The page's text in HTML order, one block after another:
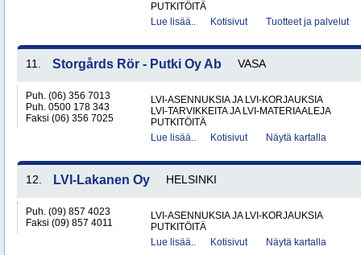
PUTKITÖITÄ
Lue lisää..
Kotisivut Tuotteet ja palvelut
11. Storgårds Rör - Putki Oy Ab VASA
Puh. (06) 356 7013
Puh. 0500 178 343
Faksi (06) 356 7025
LVI-ASENNUKSIA JA LVI-KORJAUKSIA
LVI-TARVIKKEITA JA LVI-MATERIAALEJA
PUTKITÖITÄ
Lue lisää..
Kotisivut Näytä kartalla
12. LVI-Lakanen Oy HELSINKI
Puh. (09) 857 4023
Faksi (09) 857 4011
LVI-ASENNUKSIA JA LVI-KORJAUKSIA
PUTKITÖITÄ
Lue lisää..
Kotisivut Näytä kartalla